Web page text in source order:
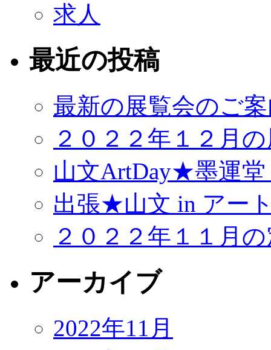
求人
最近の投稿
最新の展覧会のご
２０２２年１２月
山文ArtDay★墨運
出張★山文 in アー
２０２２年１１月
アーカイブ
2022年11月